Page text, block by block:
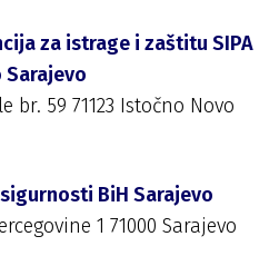
za istrage i zaštitu SIPA
Sarajevo
br. 59 71123 Istočno Novo
BiH Sarajevo
1 71000 Sarajevo